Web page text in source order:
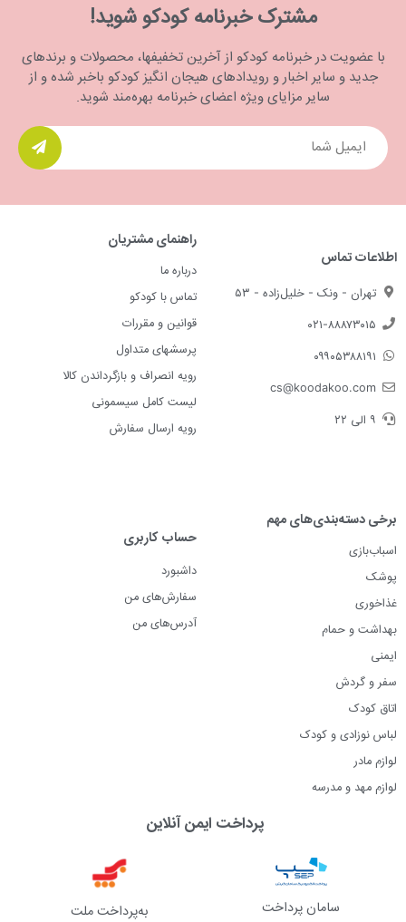
مشترک خبرنامه کودکو شوید!
با عضویت در خبرنامه کودکو از آخرین تخفیفها، محصولات و برندهای
جدید و سایر اخبار و رویدادهای هیجان انگیز کودکو باخبر شده و از
سایر مزایای ویژه اعضای خبرنامه بهره‌مند شوید.
اطلاعات تماس
تهران - ونک - خلیل‌زاده - ۵۳
۰۲۱-۸۸۸۷۳۰۱۵
۰۹۹۰۵۳۸۸۱۹۱
cs@koodakoo.com
۹ الی ۲۲
راهنمای مشتریان
درباره ما
تماس با کودکو
قوانین و مقررات
پرسشهای متداول
رویه انصراف و بازگرداندن کالا
لیست کامل سیسمونی
رویه ارسال سفارش
برخی دسته‌بندی‌های مهم
اسباب‌بازی
پوشک
غذاخوری
بهداشت و حمام
ایمنی
سفر و گردش
اتاق کودک
لباس نوزادی و کودک
لوازم مادر
لوازم مهد و مدرسه
حساب کاربری
داشبورد
سفارش‌های من
آدرس‌های من
پرداخت ایمن آنلاین
سامان پرداخت به‌پرداخت ملت